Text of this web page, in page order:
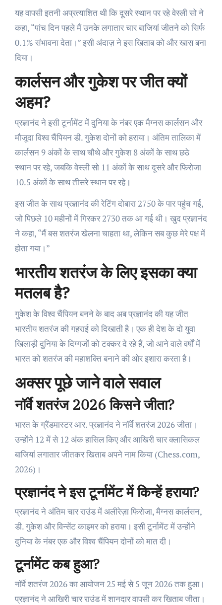
यह वापसी इतनी अप्रत्याशित थी कि दूसरे स्थान पर रहे वेस्ली सो ने
कहा, “पांच दिन पहले मैं उनके लगातार चार बाजियां जीतने को सिर्फ
0.1% संभावना देता।” इसी अंदाज़ ने इस खिताब को और खास बना
दिया।
कार्लसन और गुकेश पर जीत क्यों
अहम?
प्रज्ञानंद ने इसी टूर्नामेंट में दुनिया के नंबर एक मैग्नस कार्लसन और
मौजूदा विश्व चैंपियन डी. गुकेश दोनों को हराया। अंतिम तालिका में
कार्लसन 9 अंकों के साथ चौथे और गुकेश 8 अंकों के साथ छठे
स्थान पर रहे, जबकि वेस्ली सो 11 अंकों के साथ दूसरे और फिरोजा
10.5 अंकों के साथ तीसरे स्थान पर रहे।
इस जीत के साथ प्रज्ञानंद की रेटिंग दोबारा 2750 के पार पहुंच गई,
जो पिछले 10 महीनों में गिरकर 2730 तक आ गई थी। खुद प्रज्ञानंद
ने कहा, “मैं बस शतरंज खेलना चाहता था, लेकिन सब कुछ मेरे पक्ष में
होता गया।”
भारतीय शतरंज के लिए इसका क्या
मतलब है?
गुकेश के विश्व चैंपियन बनने के बाद अब प्रज्ञानंद की यह जीत
भारतीय शतरंज की गहराई को दिखाती है। एक ही देश के दो युवा
खिलाड़ी दुनिया के दिग्गजों को टक्कर दे रहे हैं, जो आने वाले वर्षों में
भारत को शतरंज की महाशक्ति बनाने की ओर इशारा करता है।
अक्सर पूछे जाने वाले सवाल
नॉर्वे शतरंज 2026 किसने जीता?
भारत के ग्रैंडमास्टर आर. प्रज्ञानंद ने नॉर्वे शतरंज 2026 जीता।
उन्होंने 12 में से 12 अंक हासिल किए और आखिरी चार क्लासिकल
बाजियां लगातार जीतकर खिताब अपने नाम किया (Chess.com,
2026)।
प्रज्ञानंद ने इस टूर्नामेंट में किन्हें हराया?
प्रज्ञानंद ने अंतिम चार राउंड में अलीरेज़ा फिरोजा, मैग्नस कार्लसन,
डी. गुकेश और विन्सेंट काइमर को हराया। इसी टूर्नामेंट में उन्होंने
दुनिया के नंबर एक और विश्व चैंपियन दोनों को मात दी।
टूर्नामेंट कब हुआ?
नॉर्वे शतरंज 2026 का आयोजन 25 मई से 5 जून 2026 तक हुआ।
प्रज्ञानंद ने आखिरी चार राउंड में शानदार वापसी कर खिताब जीता।